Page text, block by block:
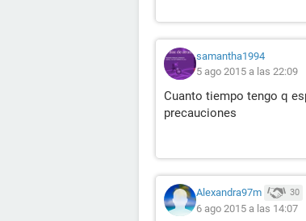
samantha1994
5 ago 2015 a las 22:09
Cuanto tiempo tengo q
precauciones
Alexandra97m 30
6 ago 2015 a las 14:07